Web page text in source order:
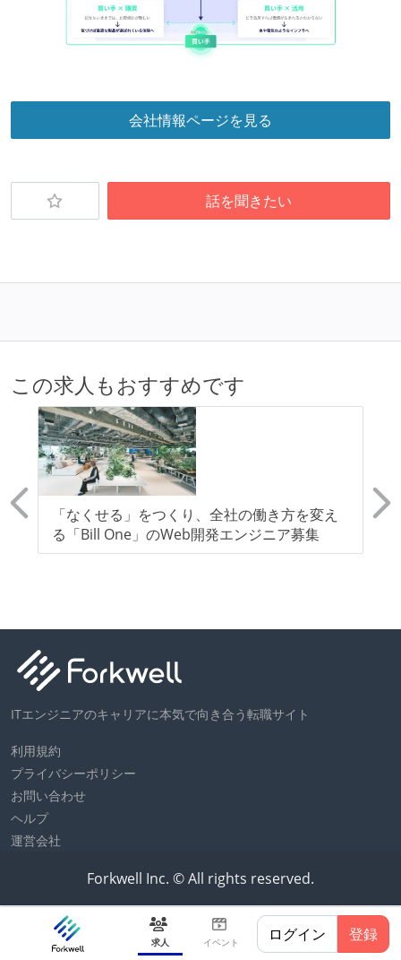
求人 イベント ログイン 登録
会社情報ページを見る
話を聞きたい
この求人もおすすめです
「なくせる」をつくり、全社の働き方を変え
る「Bill One」のWeb開発エンジニア募集
ITエンジニアのキャリアに本気で向き合う転職サイト
利用規約
プライバシーポリシー
お問い合わせ
ヘルプ
運営会社
Forkwell Inc. © All rights reserved.